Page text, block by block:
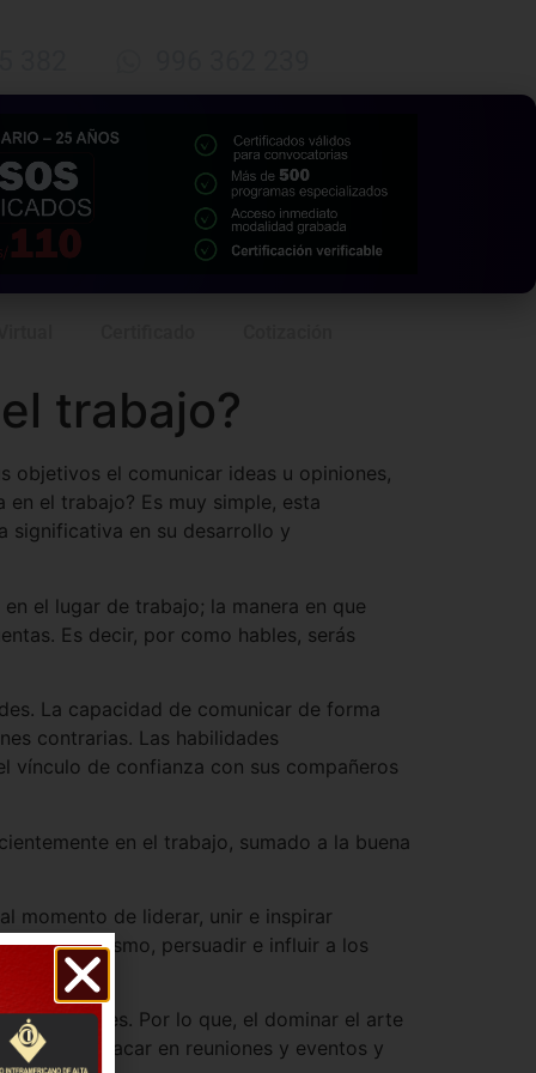
trabajo?
objetivos el comunicar ideas u opiniones,
el trabajo? Es muy simple, esta
significativa en su desarrollo y
el lugar de trabajo; la manera en que
Es decir, por como hables, serás
La capacidad de comunicar de forma
contrarias. Las habilidades
vínculo de confianza con sus compañeros
en el trabajo, sumado a la buena
momento de liderar, unir e inspirar
y entusiasmo, persuadir e influir a los
y superiores. Por lo que, el dominar el arte
destacar en reuniones y eventos y